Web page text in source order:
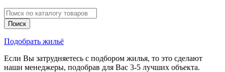
Подобрать жильё
Если Вы затрудняетесь с подбором жилья, то это сделают
наши менеджеры, подобрав для Вас 3-5 лучших объекта.